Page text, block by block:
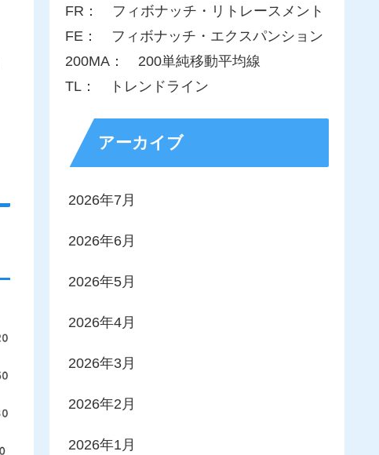
FR： フィボナッチ・リトレースメント
FE： フィボナッチ・エクスパンション
200MA： 200単純移動平均線
TL： トレンドライン
アーカイブ
2026年7月
2026年6月
2026年5月
2026年4月
2026年3月
2026年2月
2026年1月